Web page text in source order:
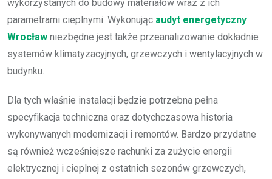
wykorzystanych do budowy materiałów wraz z ich
parametrami cieplnymi. Wykonując audyt energetyczny
Wrocław niezbędne jest także przeanalizowanie dokładnie
systemów klimatyzacyjnych, grzewczych i wentylacyjnych w
budynku.
Dla tych właśnie instalacji będzie potrzebna pełna
specyfikacja techniczna oraz dotychczasowa historia
wykonywanych modernizacji i remontów. Bardzo przydatne
są również wcześniejsze rachunki za zużycie energii
elektrycznej i cieplnej z ostatnich sezonów grzewczych,